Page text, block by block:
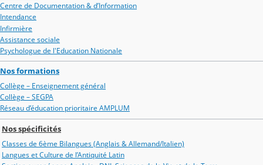
Centre de Documentation & d’Information
Intendance
Infirmière
Assistance sociale
Psychologue de l'Education Nationale
Nos formations
Collège – Enseignement général
Collège – SEGPA
Réseau d’éducation prioritaire AMPLUM
Nos spécificités
Classes de 6ème Bilangues (Anglais & Allemand/Italien)
Langues et Culture de l’Antiquité Latin